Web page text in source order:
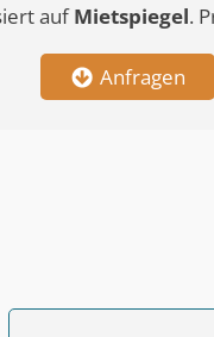
aufMietspiegel.
Anfragen